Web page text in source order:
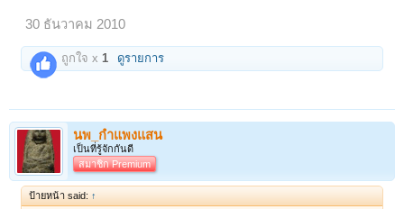
30 ธันวาคม 2010
ถูกใจ x1 ดูรายการ
นพ_กำแพงแสน
เป็นที่รู้จักกันดี
สมาชิก Premium
ป้ายหน้า said: ↑